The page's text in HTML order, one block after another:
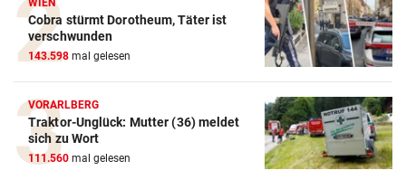
Cobra stürmt Dorotheum, Täter ist
verschwunden
143.598 mal gelesen
VORARLBERG
Traktor-Unglück: Mutter (36) meldet
sich zu Wort
111.560 mal gelesen